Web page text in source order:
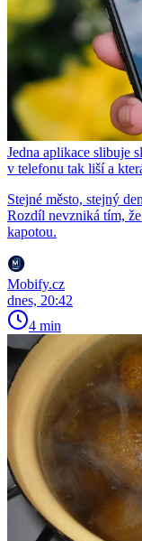
Jedna aplikace slibuje
v telefonu tak liší a
Stejné město, stejný
Rozdíl nevzniká tím,
kapotou.
Mobify.cz
dnes, 20:42
4 min